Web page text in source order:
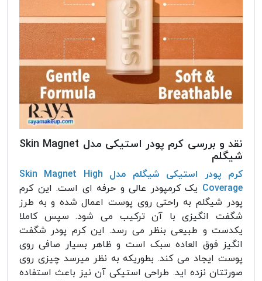
نقد و بررسی کرم پودر استیکی مدل Skin Magnet
شیگلم
کرم پودر استیکی شیگلم مدل Skin Magnet High
Coverage یک کرمپودر عالی و حرفه ای است. این کرم
پودر شیگلم به راحتی روی پوست اعمال شده و به طرز
شگفت انگیزی با آن ترکیب می شود. سپس کاملا
یکدست و طبیعی بنظر می رسد. این کرم پودر شگفت
انگیز فوق العاده سبک است و ظاهر بسیار صافی روی
پوست ایجاد می کند. بطوریکه به نظر میرسد چیزی روی
صورتتان نزده اید. طراحی استیکی آن نیز باعث استفاده